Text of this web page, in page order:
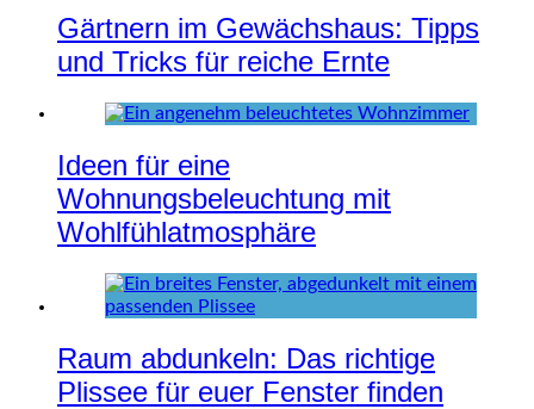
Gärtnern im Gewächshaus: Tipps
und Tricks für reiche Ernte
Ideen für eine
Wohnungsbeleuchtung mit
Wohlfühlatmosphäre
Raum abdunkeln: Das richtige
Plissee für euer Fenster finden